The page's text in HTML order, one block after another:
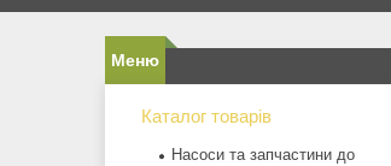
Каталог товарів
Насоси та запчастини до